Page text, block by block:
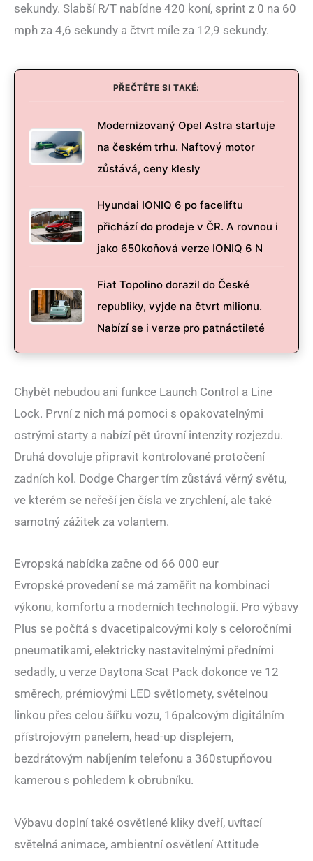
sekundy. Slabší R/T nabídne 420 koní, sprint z 0 na 60
mph za 4,6 sekundy a čtvrt míle za 12,9 sekundy.
PŘEČTĚTE SI TAKÉ:
Modernizovaný Opel Astra startuje
na českém trhu. Naftový motor
zůstává, ceny klesly
Hyundai IONIQ 6 po faceliftu
přichází do prodeje v ČR. A rovnou i
jako 650koňová verze IONIQ 6 N
Fiat Topolino dorazil do České
republiky, vyjde na čtvrt milionu.
Nabízí se i verze pro patnáctileté
Chybět nebudou ani funkce Launch Control a Line
Lock. První z nich má pomoci s opakovatelnými
ostrými starty a nabízí pět úrovní intenzity rozjezdu.
Druhá dovoluje připravit kontrolované protočení
zadních kol. Dodge Charger tím zůstává věrný světu,
ve kterém se neřeší jen čísla ve zrychlení, ale také
samotný zážitek za volantem.
Evropská nabídka začne od 66 000 eur
Evropské provedení se má zaměřit na kombinaci
výkonu, komfortu a moderních technologií. Pro výbavy
Plus se počítá s dvacetipalcovými koly s celoročními
pneumatikami, elektricky nastavitelnými předními
sedadly, u verze Daytona Scat Pack dokonce ve 12
směrech, prémiovými LED světlomety, světelnou
linkou přes celou šířku vozu, 16palcovým digitálním
přístrojovým panelem, head-up displejem,
bezdrátovým nabíjením telefonu a 360stupňovou
kamerou s pohledem k obrubníku.
Výbavu doplní také osvětlené kliky dveří, uvítací
světelná animace, ambientní osvětlení Attitude